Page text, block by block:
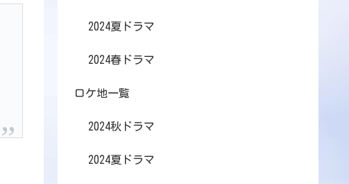
2024夏ドラマ
2024春ドラマ
ロケ地一覧
2024秋ドラマ
2024夏ドラマ